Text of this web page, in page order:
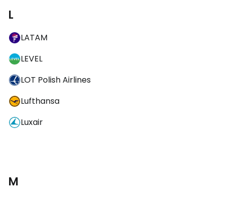
L
LATAM
LEVEL
LOT Polish Airlines
Lufthansa
Luxair
M